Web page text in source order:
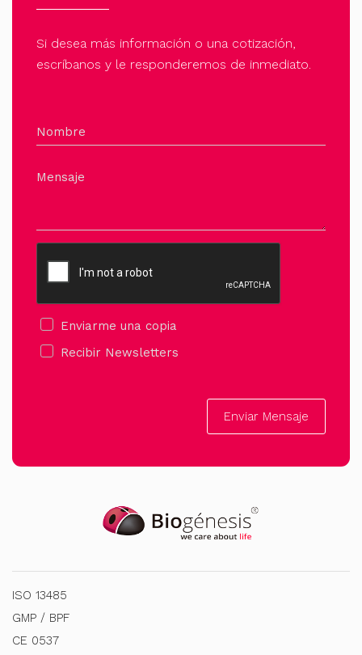
página
de
producto
Si desea más información o una cotización,
escríbanos y le responderemos de inmediato.
Nombre
Mensaje
Enviarme una copia
Recibir Newsletters
Enviar Mensaje
ISO 13485
GMP / BPF
CE 0537